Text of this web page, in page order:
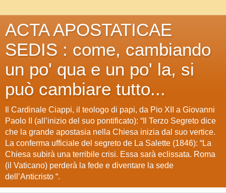
ACTA APOSTATICAE
SEDIS : come, cambiando
un po' qua e un po' la, si
può cambiare tutto...
Il Cardinale Ciappi, il teologo di papi, da Pio XII a Giovanni
Paolo II (all’inizio del suo pontificato): “Il Terzo Segreto dice
che la grande apostasia nella Chiesa inizia dal suo vertice.
La conferma ufficiale del segreto de La Salette (1846): “La
Chiesa subirà una terribile crisi. Essa sarà eclissata. Roma
(il Vaticano) perderà la fede e diventare la sede
dell’Anticristo “.